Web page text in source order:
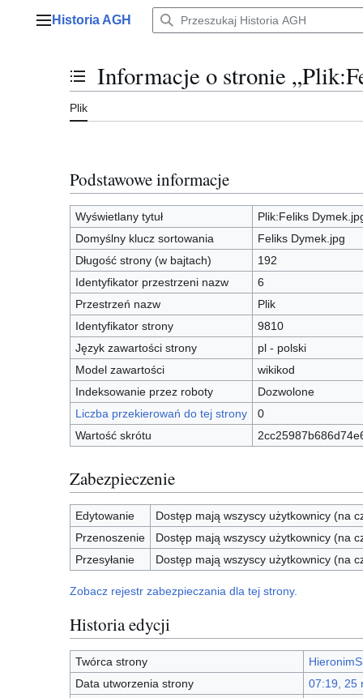
Menu główne
Historia AGH
Przełącz stan spisu treści
Informacje o stronie
Plik
Podstawowe informacje
Wyświetlany tytuł
Plik:Feliks
Domyślny klucz sortowania
Feliks Dymek.jpg
Długość strony (w bajtach)
192
Identyfikator przestrzeni nazw
6
Przestrzeń nazw
Plik
Identyfikator strony
9810
Język zawartości strony
pl - polski
Model zawartości
wikikod
Indeksowanie przez roboty
Dozwolone
Liczba przekierowań do tej strony
0
Wartość skrótu
Zabezpieczenie
Edytowanie
Dostęp mają wszyscy użytkownicy (na
Przenoszenie
Dostęp mają wszyscy użytkownicy (na
Przesyłanie
Dostęp mają wszyscy użytkownicy (na
Zobacz rejestr zabezpieczania dla tej strony.
Historia edycji
Twórca strony
Data utworzenia strony
07:19, 25